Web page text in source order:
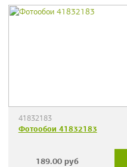
41832183
Фотообои 41832183
189.00 руб